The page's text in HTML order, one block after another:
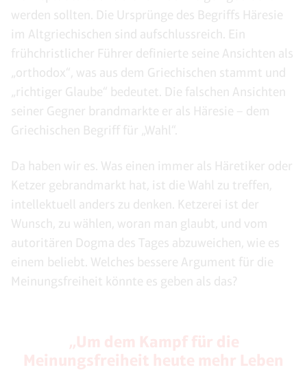
werden sollten. Die Ursprünge des Begriffs Häresie
im Altgriechischen sind aufschlussreich. Ein
frühchristlicher Führer definierte seine Ansichten als
„orthodox“, was aus dem Griechischen stammt und
„richtiger Glaube“ bedeutet. Die falschen Ansichten
seiner Gegner brandmarkte er als Häresie – dem
Griechischen Begriff für „Wahl“.
Da haben wir es. Was einen immer als Häretiker oder
Ketzer gebrandmarkt hat, ist die Wahl zu treffen,
intellektuell anders zu denken. Ketzerei ist der
Wunsch, zu wählen, woran man glaubt, und vom
autoritären Dogma des Tages abzuweichen, wie es
einem beliebt. Welches bessere Argument für die
Meinungsfreiheit könnte es geben als das?